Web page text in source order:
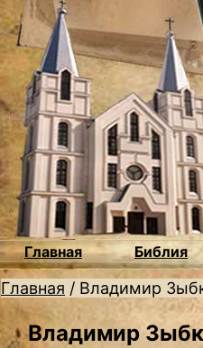
Главная Библия
Главная / Владимир
Владимир